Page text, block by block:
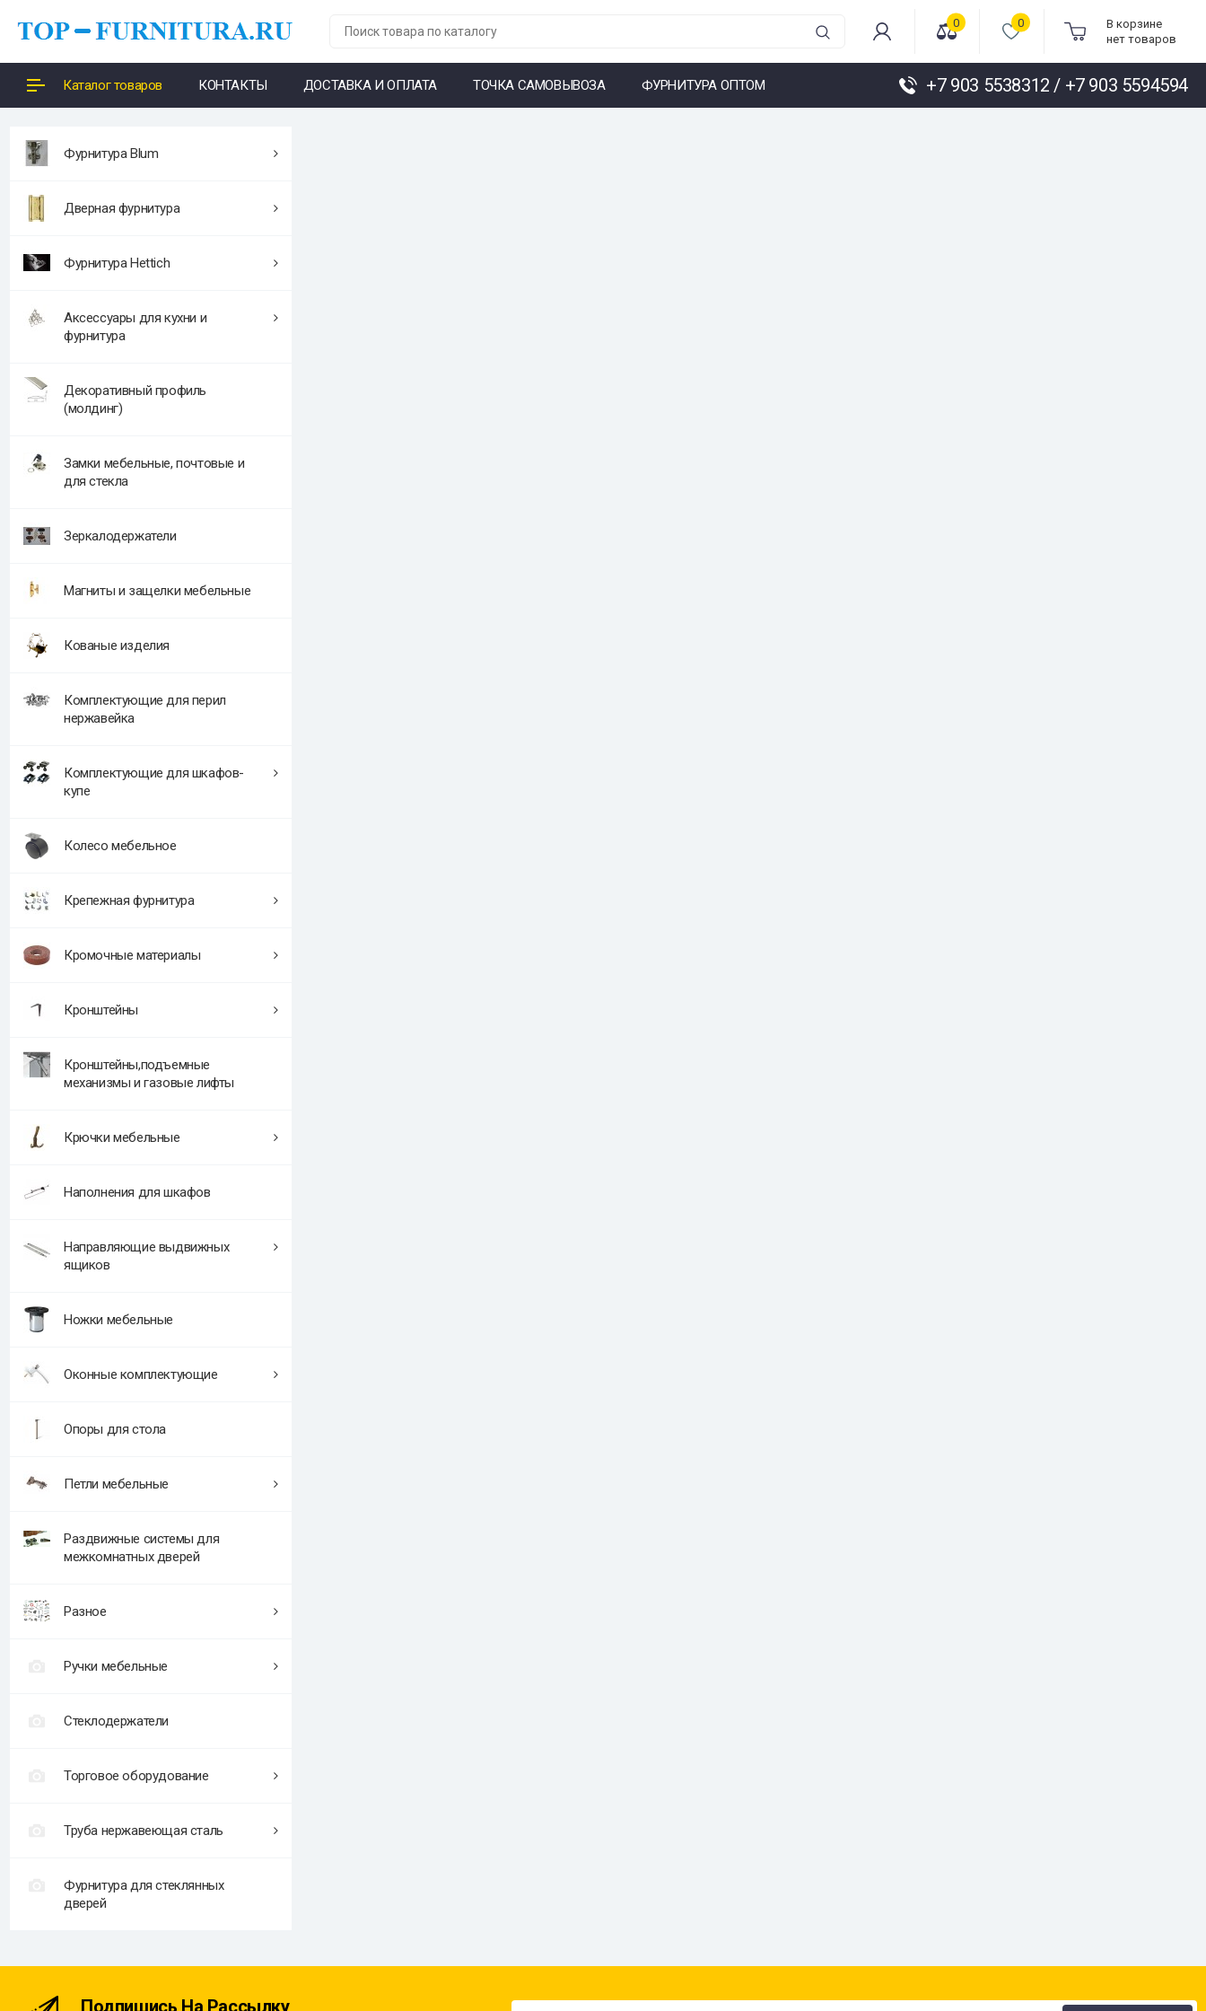
0 0
В корзине
нет товаров
Каталог товаров КОНТАКТЫ ДОСТАВКА И ОПЛАТА ТОЧКА САМОВЫВОЗА ФУРНИТУРА ОПТОМ +7 903 5538312 / +7 903 5594594
Фурнитура Blum
Дверная фурнитура
Фурнитура Hettich
Аксессуары для кухни и
фурнитура
Декоративный профиль
(молдинг)
Замки мебельные, почтовые и
для стекла
Зеркалодержатели
Магниты и защелки мебельные
Кованые изделия
Комплектующие для перил
нержавейка
Комплектующие для шкафов-
купе
Колесо мебельное
Крепежная фурнитура
Кромочные материалы
Кронштейны
Кронштейны,подъемные
механизмы и газовые лифты
Крючки мебельные
Наполнения для шкафов
Направляющие выдвижных
ящиков
Ножки мебельные
Оконные комплектующие
Опоры для стола
Петли мебельные
Раздвижные системы для
межкомнатных дверей
Разное
Ручки мебельные
Стеклодержатели
Торговое оборудование
Труба нержавеющая сталь
Фурнитура для стеклянных
дверей
Подпишись На Рассылку